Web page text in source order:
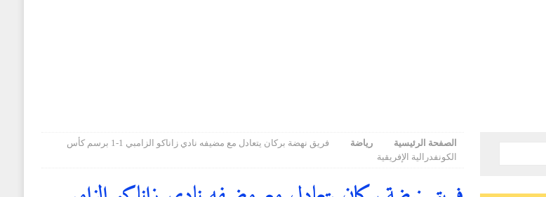
الصفحة الرئيسية رياضة
فريق نهضة بركان يتعادل مع مضيفه نادي زاناكو الزامبي 1-1 برسم كأس
الكونفدرالية الإفريقية